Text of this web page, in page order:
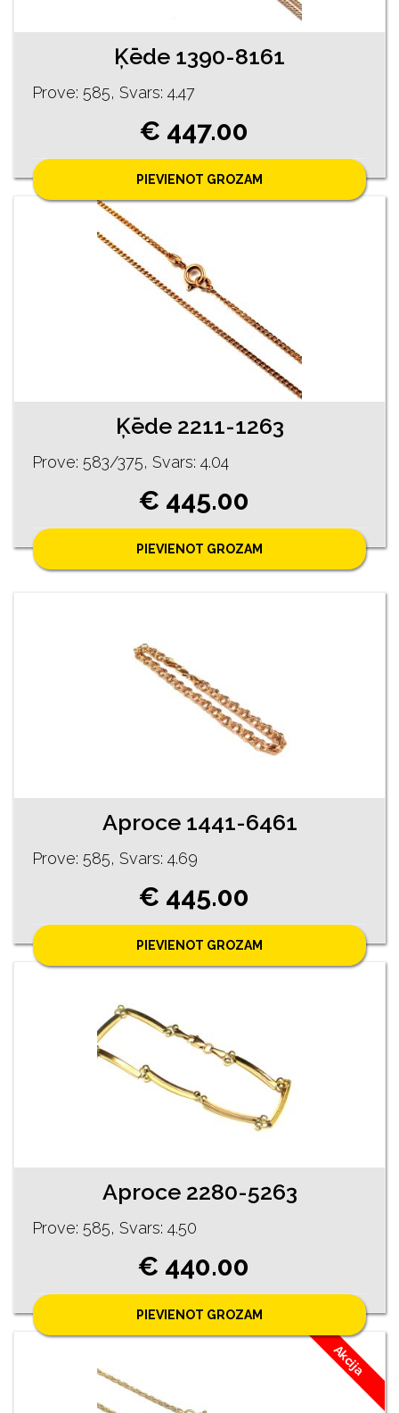
Ķēde 1390-8161
Prove: 585, Svars: 4.47
€ 447.00
PIEVIENOT GROZAM
Ķēde 2211-1263
Prove: 583/375, Svars: 4.04
€ 445.00
PIEVIENOT GROZAM
Aproce 1441-6461
Prove: 585, Svars: 4.69
€ 445.00
PIEVIENOT GROZAM
Aproce 2280-5263
Prove: 585, Svars: 4.50
€ 440.00
PIEVIENOT GROZAM
Akcija